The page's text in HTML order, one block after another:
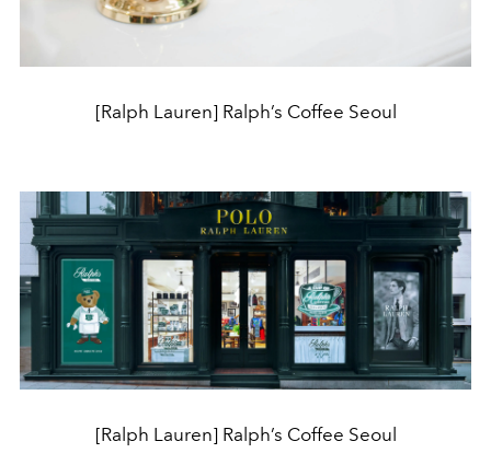
[Ralph Lauren] Ralph’s Coffee Seoul
[Ralph Lauren] Ralph’s Coffee Seoul